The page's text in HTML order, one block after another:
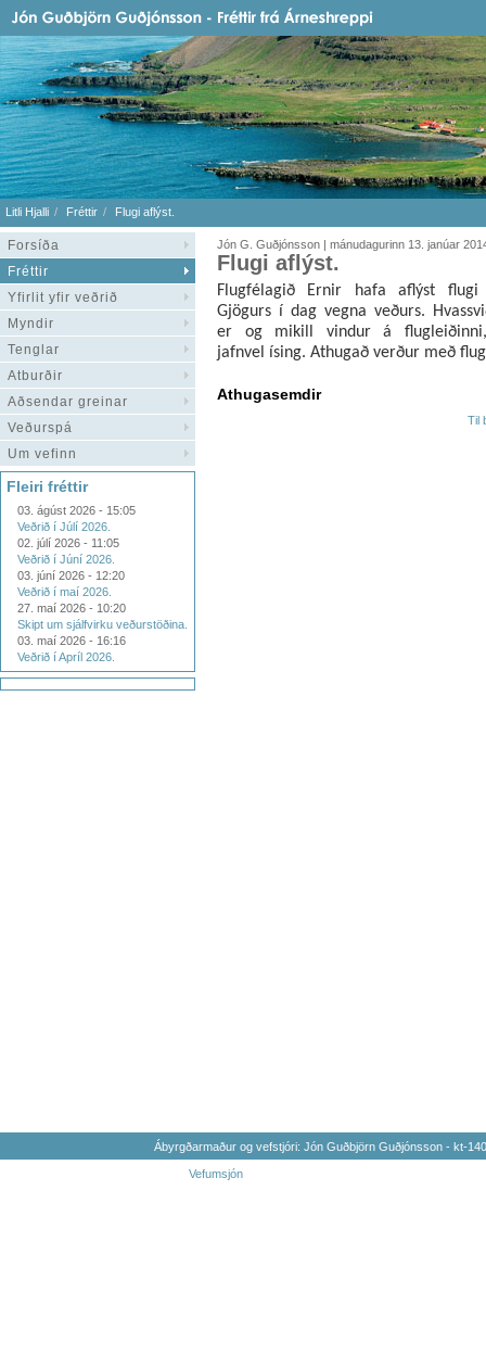
Litli Hjalli Fréttir Flugi aflýst.
Forsíða
Fréttir
Yfirlit yfir veðrið
Myndir
Tenglar
Atburðir
Aðsendar greinar
Veðurspá
Um vefinn
Fleiri fréttir
03. ágúst 2026 - 15:05
Veðrið í Júlí 2026.
02. júlí 2026 - 11:05
Veðrið í Júní 2026.
03. júní 2026 - 12:20
Veðrið í maí 2026.
27. maí 2026 - 10:20
Skipt um sjálfvirku veðurstöðina.
03. maí 2026 - 16:16
Veðrið í Apríl 2026.
Jón G. Guðjónsson | mánudagurinn 13. janúar
Flugi aflýst.
Flugfélagið Ernir hafa aflýst
Gjögurs í dag vegna veðurs.
er og mikill vindur á
jafnvel ísing. Athugað verður með
Athugasemdir
Til
Ábyrgðarmaður og vefstjóri: Jón Guðbjörn Guðjónsson - kt-
Vefumsjón